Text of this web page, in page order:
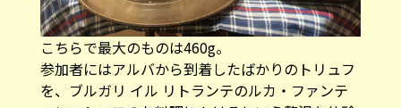
こちらで最大のものは460g。
参加者にはアルバから到着したばかりのトリュフ
を、ブルガリ イル リトランテのルカ・ファンテ